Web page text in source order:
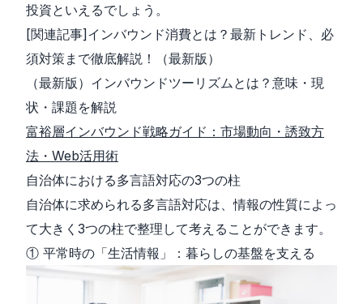
投資といえるでしょう。
[関連記事]インバウンド消費とは？最新トレンド、必
須対策まで徹底解説！（最新版）
（最新版）インバウンドツーリズムとは？意味・現
状・課題を解説
富裕層インバウンド戦略ガイド：市場動向・誘致方
法・Web活用術
自治体における多言語対応の3つの柱
自治体に求められる多言語対応は、情報の性質によっ
て大きく3つの柱で整理して考えることができます。
① 平常時の「生活情報」：暮らしの基盤を支える